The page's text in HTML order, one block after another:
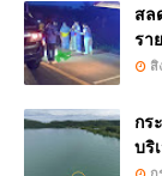
สล
รา
สิ
กร
บริ